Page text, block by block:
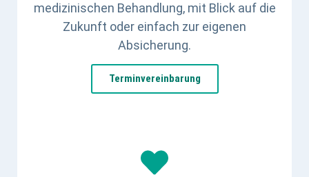
medizinischen Behandlung, mit Blick auf die
Zukunft oder einfach zur eigenen
Absicherung.
Terminvereinbarung